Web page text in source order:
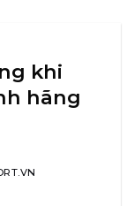
khi
hãng